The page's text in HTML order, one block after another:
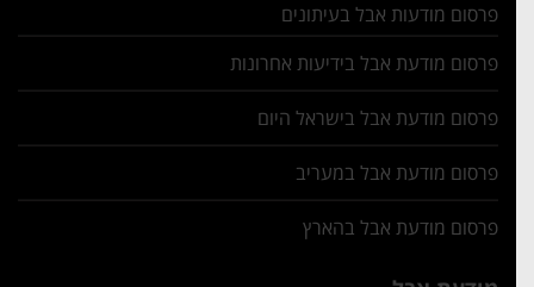
פרסום מודעות אבל בעיתונים
פרסום מודעת אבל בידיעות אחרונות
פרסום מודעת אבל בישראל היום
פרסום מודעת אבל במעריב
פרסום מודעת אבל בהארץ